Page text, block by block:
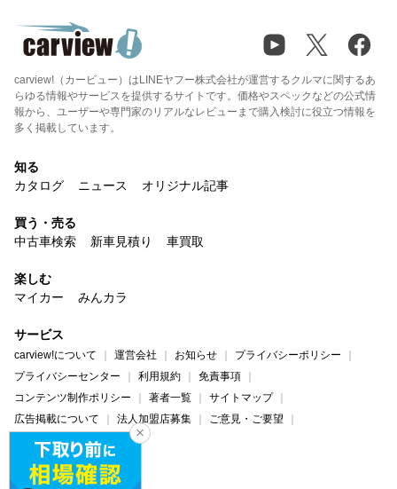
carview!（カービュー）はLINEヤフー株式会社が運営するクルマに関するあ
らゆる情報やサービスを提供するサイトです。価格やスペックなどの公式情
報から、ユーザーや専門家のリアルなレビューまで購入検討に役立つ情報を
多く掲載しています。
知る
カタログ
ニュース オリジナル記事
買う・売る
中古車検索
新車見積り 車買取
楽しむ
マイカー
みんカラ
サービス
carview!について 運営会社 お知らせ
プライバシーポリシー
プライバシーセンター
利用規約
免責事項
コンテンツ制作ポリシー
著者一覧
サイトマップ
広告掲載について
法人加盟店募集
ご意見・ご要望
ヘルプ・お問い合わせ
carview! Yahoo! JAPAN